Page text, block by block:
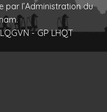
par l’Administration du
- GP LHQT